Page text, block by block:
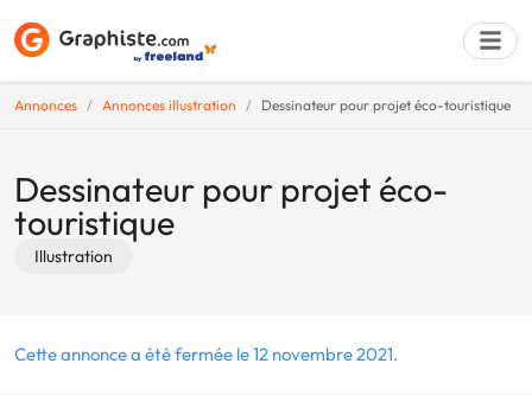
Annonces Annonces illustration Dessinateur pour projet éco-touristique
Dessinateur pour projet éco-
touristique
Illustration
Cette annonce a été fermée le 12 novembre 2021.